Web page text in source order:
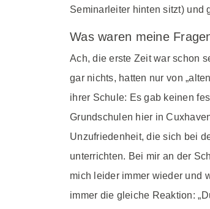
Seminarleiter hinten sitzt) und
Was waren meine
Ach, die erste Zeit war schon
gar nichts, hatten nur von
ihrer Schule: Es gab keinen
Grundschulen hier in
Unzufriedenheit, die sich bei
unterrichten. Bei mir an der
mich leider immer wieder und
immer die gleiche Reaktion: